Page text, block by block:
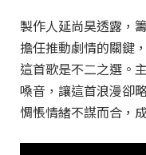
製作人延尚昊透露，
擔任推動劇情的關鍵
這首歌是不二之選。
嗓音，讓這首浪漫卻
惆悵情緒不謀而合，